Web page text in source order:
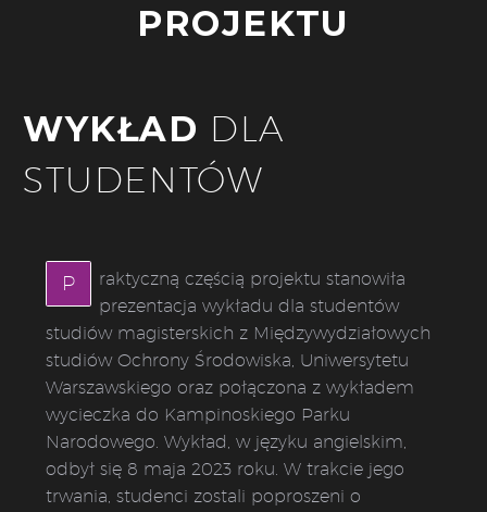
PROJEKTU
WYKŁAD DLA
STUDENTÓW
P
raktyczną częścią projektu stanowiła
prezentacja wykładu dla studentów
studiów magisterskich z Międzywydziałowych
studiów Ochrony Środowiska, Uniwersytetu
Warszawskiego oraz połączona z wykładem
wycieczka do Kampinoskiego Parku
Narodowego. Wykład, w języku angielskim,
odbył się 8 maja 2023 roku. W trakcie jego
trwania, studenci zostali poproszeni o